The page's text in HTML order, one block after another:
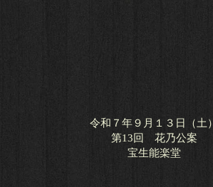
令和７年９月１３日（土）
第13回 花乃公案
宝生能楽堂